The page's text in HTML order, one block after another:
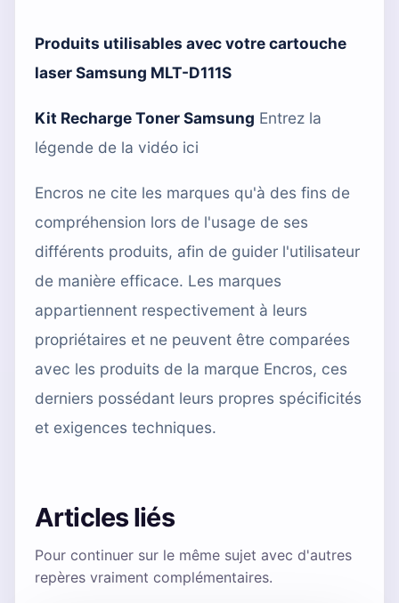
Produits utilisables avec votre cartouche
laserSamsung MLT-D111S
Kit Recharge Toner Samsung Entrez la
légende de la vidéo ici
Encros ne cite les marques qu'à des fins de
compréhension lors de l'usage de ses
différents produits, afin de guider l'utilisateur
de manière efficace. Les marques
appartiennent respectivement à leurs
propriétaires et ne peuvent être comparées
avec les produits de la marque Encros, ces
derniers possédant leurs propres spécificités
et exigences techniques.
Articles liés
Pour continuer sur le même sujet avec d'autres
repères vraiment complémentaires.